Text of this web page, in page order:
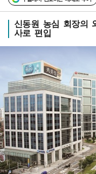
신동원 농심 회장의
사로 편입